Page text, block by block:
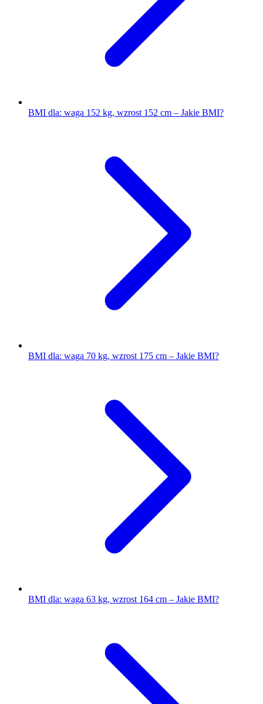
BMI dla: waga 152 kg, wzrost 152 cm – Jakie BMI?
BMI dla: waga 70 kg, wzrost 175 cm – Jakie BMI?
BMI dla: waga 63 kg, wzrost 164 cm – Jakie BMI?